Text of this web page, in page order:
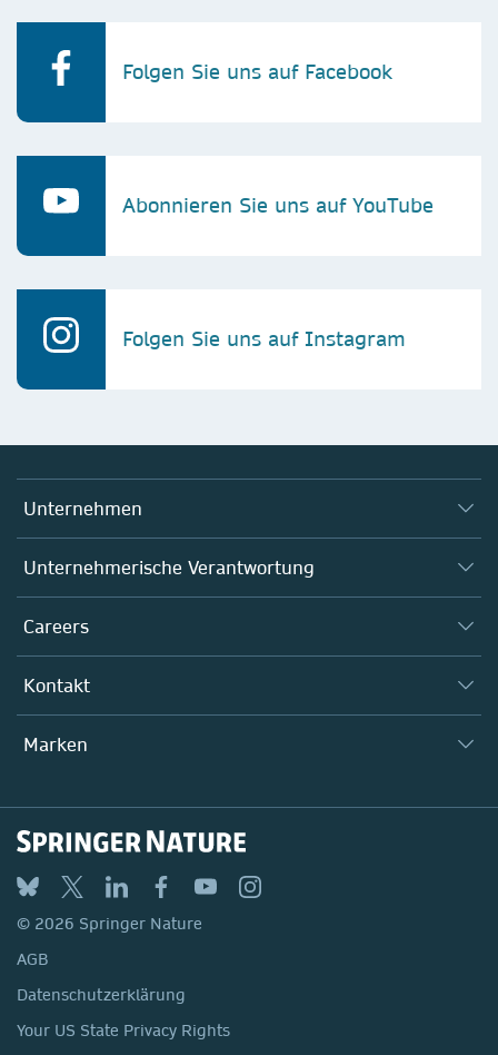
Folgen Sie uns auf Facebook
Abonnieren Sie uns auf YouTube
Folgen Sie uns auf Instagram
Unternehmen
Über uns
Geschäftsleitung
Communities
Geschäftsbereich Health
Unternehmerische Verantwortung
Verantwortung übernehmen
Inklusion
Policies, Reports & Modern Slavery Act
Careers
Arbeiten bei Springer Nature
Stellenangebote ↗
Kontakt
Standorte & Kontakt
Marken
Springer
BMC
Discover
Macmillan Education
Springer Health+
© 2026 Springer Nature
AGB
Datenschutzerklärung
Your US State Privacy Rights